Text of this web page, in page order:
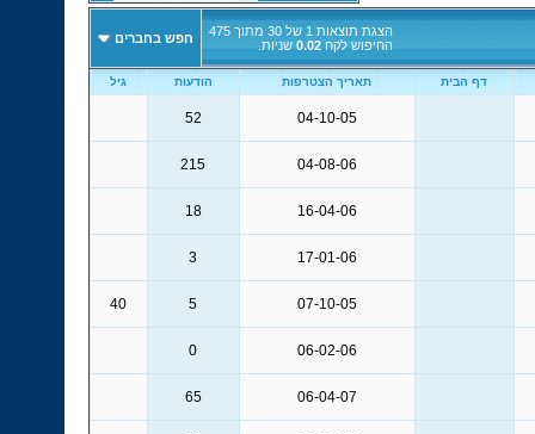
הצגת תוצאות 1 של 30 מתוך 475
החיפוש לקח0.02 שניות. חפש בחברים
דף הבית תאריך הצטרפות הודעות גיל
04-10-05
52
04-08-06
215
16-04-06
18
17-01-06
3
07-10-05
5
40
06-02-06
0
06-04-07
65